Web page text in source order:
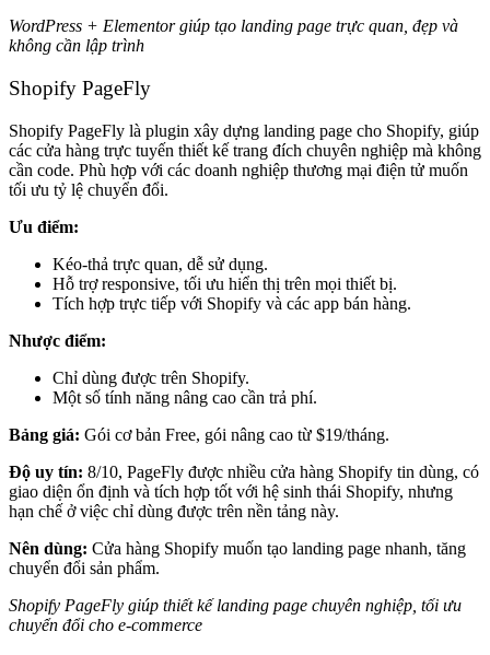
WordPress + Elementor giúp tạo landing page trực quan, đẹp và
không cần lập trình
Shopify PageFly
Shopify PageFly là plugin xây dựng landing page cho Shopify, giúp
các cửa hàng trực tuyến thiết kế trang đích chuyên nghiệp mà không
cần code. Phù hợp với các doanh nghiệp thương mại điện tử muốn
tối ưu tỷ lệ chuyển đổi.
Ưu điểm:
Kéo-thả trực quan, dễ sử dụng.
Hỗ trợ responsive, tối ưu hiển thị trên mọi thiết bị.
Tích hợp trực tiếp với Shopify và các app bán hàng.
Nhược điểm:
Chỉ dùng được trên Shopify.
Một số tính năng nâng cao cần trả phí.
Bảng giá: Gói cơ bản Free, gói nâng cao từ $19/tháng.
Độ uy tín: 8/10, PageFly được nhiều cửa hàng Shopify tin dùng, có
giao diện ổn định và tích hợp tốt với hệ sinh thái Shopify, nhưng
hạn chế ở việc chỉ dùng được trên nền tảng này.
Nên dùng: Cửa hàng Shopify muốn tạo landing page nhanh, tăng
chuyển đổi sản phẩm.
Shopify PageFly giúp thiết kế landing page chuyên nghiệp, tối ưu
chuyển đổi cho e‑commerce